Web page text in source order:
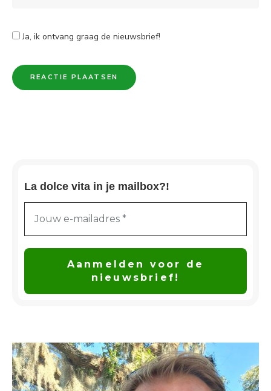
Ja, ik ontvang graag de nieuwsbrief!
La dolce vita in je mailbox?!